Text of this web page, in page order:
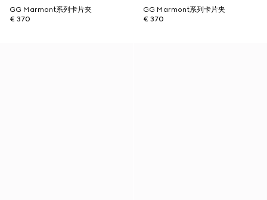
GG Marmont系列卡片夹
€ 370
GG Marmont系列卡片夹
€ 370